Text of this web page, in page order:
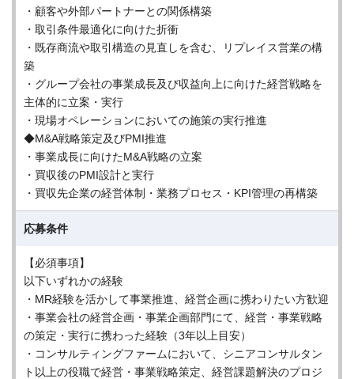
・顧客や外部パートナーとの関係構築
・取引条件最適化に向けた折衝
・既存商流や取引構造の見直しを含む、リプレイス営業の構
築
・グループ会社の事業成長及び収益向上に向けた経営戦略を
主体的に立案・実行
・現場オペレーションにおいての施策の実行推進
◆M&A戦略策定及びPMI推進
・事業成長に向けたM&A戦略の立案
・買収後のPMI設計と実行
・買収先企業の経営体制・業務プロセス・KPI管理の再構築
応募条件
【必須事項】
以下いずれかの経験
・MR経験を活かして事業推進、経営企画に携わりたい方歓迎
・事業会社の経営企画・事業企画部門にて、経営・事業戦略
の策定・実行に携わった経験（3年以上目安）
・コンサルティングファームにおいて、シニアコンサルタン
ト以上の役職で経営・事業戦略策定、経営課題解決のプロジ